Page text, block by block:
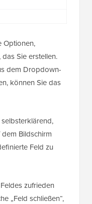
Optionen,
Sie erstellen.
dem Dropdown-
können Sie das
Bildschirm
Feld zu
zufrieden
„Feld schließen“,